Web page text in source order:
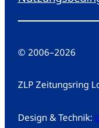
© 2006–2026
ZLP Zeitungsring
Design & Technik: